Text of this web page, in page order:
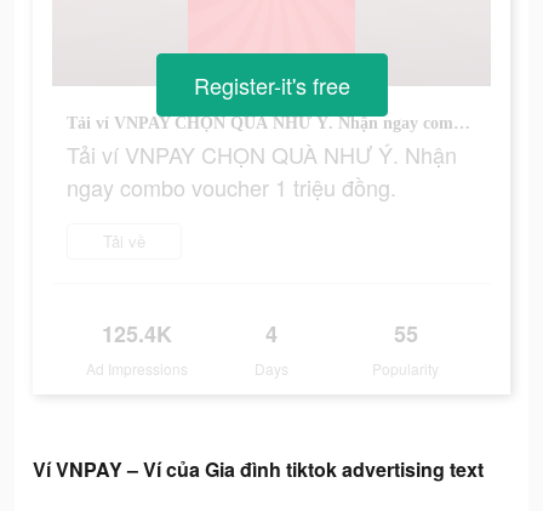
Tải ví VNPAY CHỌN QUÀ NHƯ Ý. Nhận ngay combo voucher 1 triệu đồng.
Tải ví VNPAY CHỌN QUÀ NHƯ Ý. Nhận
ngay combo voucher 1 triệu đồng.
Tải về
125.4K
Ad Impressions
4
Days
55
Popularity
Register-it's free
Ví VNPAY – Ví của Gia đình tiktok advertising text